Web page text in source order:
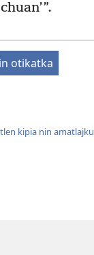
otikatka
kipia nin